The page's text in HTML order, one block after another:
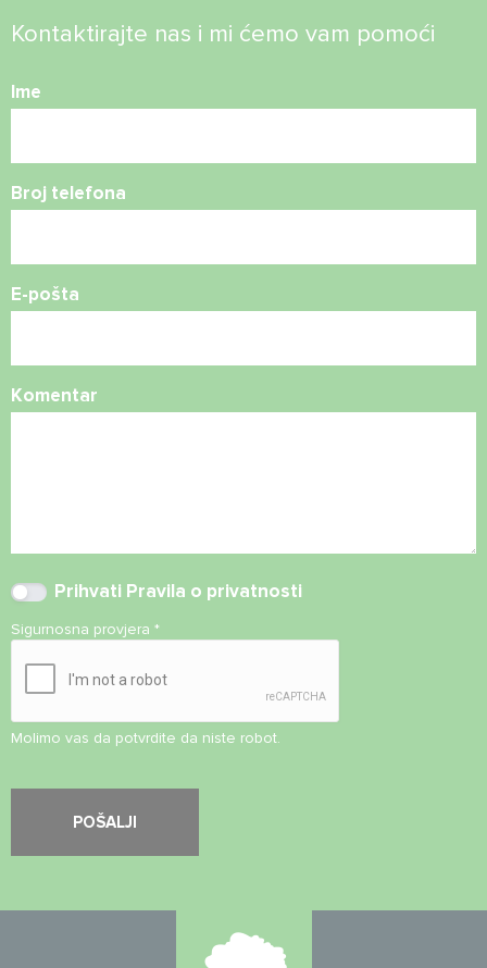
Kontaktirajte nas i mi ćemo vam pomoći
Ime
Broj telefona
E-pošta
Komentar
Prihvati Pravila o privatnosti
Sigurnosna provjera *
Molimo vas da potvrdite da niste robot.